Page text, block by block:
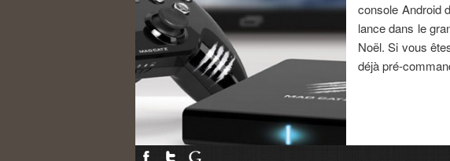
console Android
lance dans le
Noël. Si vous
déjà pré-